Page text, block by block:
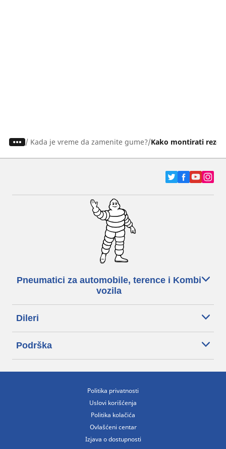
/ Kada je vreme da zamenite gume? Kako montirati
Pneumatici za automobile, terence i Kombi
vozila
Dileri
Podrška
Politika privatnosti
Uslovi korišćenja
Politika kolačića
Ovlašćeni centar
Izjava o dostupnosti